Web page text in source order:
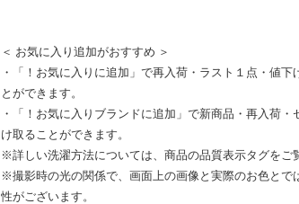
＜ お気に入り追加がおすすめ ＞
・「！お気に入りに追加」で再入荷・ラスト１点・値下
とができます。
・「！お気に入りブランドに追加」で新商品・再入荷・
け取ることができます。
※詳しい洗濯方法については、商品の品質表示タグをご
※撮影時の光の関係で、画面上の画像と実際のお色とで
性がございます。